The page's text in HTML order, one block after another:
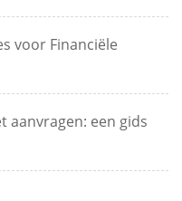
voor Financiële
aanvragen: een gids